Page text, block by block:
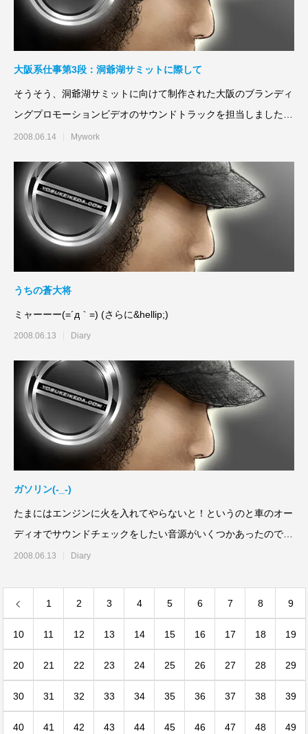
大阪系仕事第3段：洞爺湖サミットに際して
そうそう、洞爺湖サミットに向けて制作された大阪のブランディ
ングプロモーションビデオのサウンドトラックを担当しました。
(さらに&hel
2008.06.14 Mywork
うちの蒼大将
ミャーーー(=´д｀=) (さらに&hellip;)
2008.06.13 Diary
ガソリン(-_-)
たまにはエンジンに火を入れてやらないと！というのと車のオー
ディオでサウンドチェックをしたい音源がいくつかあったので、
車で打合せに出かけた
2008.06.13 Diary
1 2 3 4 5 6 7 8 9
10 11 12 13 14 15 16 17 18 19
20 21 22 23 24 25 26 27 28 29
30 31 32 33 34 35 36 37 38 39
40 41 42 43 44 45 46 47 48 49